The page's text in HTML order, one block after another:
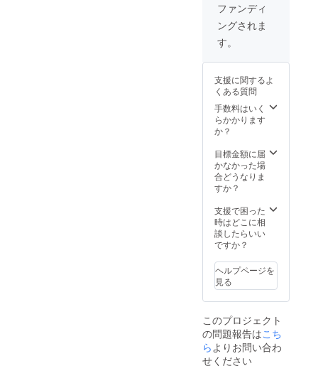
ファンディ
ングされま
す。
支援に関するよ
くある質問
手数料はいく
らかかります
か？
目標金額に届
かなかった場
合どうなりま
すか？
支援で困った
時はどこに相
談したらいい
ですか？
ヘルプページを
見る
このプロジェクト
の問題報告はこち
らよりお問い合わ
せください